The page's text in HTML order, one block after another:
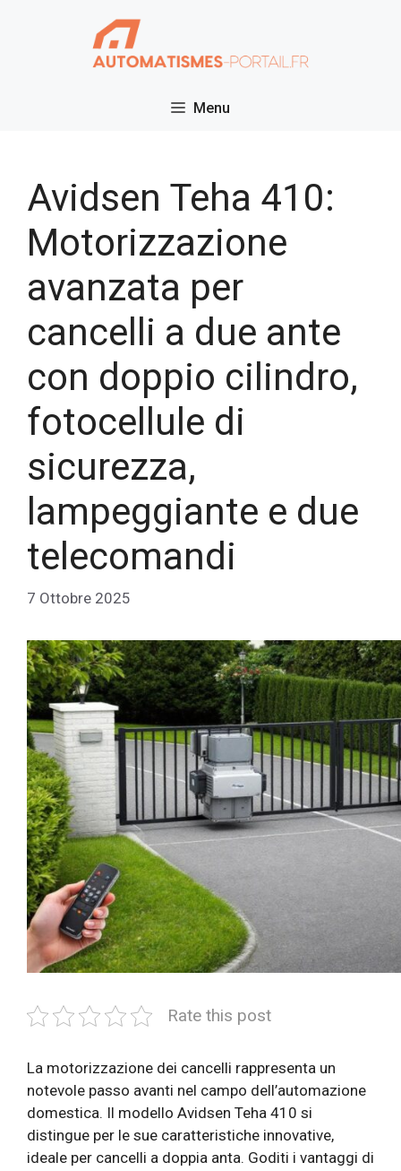
Menu
Avidsen Teha 410:
Motorizzazione
avanzata per
cancelli a due ante
con doppio cilindro,
fotocellule di
sicurezza,
lampeggiante e due
telecomandi
7 Ottobre 2025
Rate this post
La motorizzazione dei cancelli rappresenta un
notevole passo avanti nel campo dell’automazione
domestica. Il modello Avidsen Teha 410 si
distingue per le sue caratteristiche innovative,
ideale per cancelli a doppia anta. Goditi i vantaggi di